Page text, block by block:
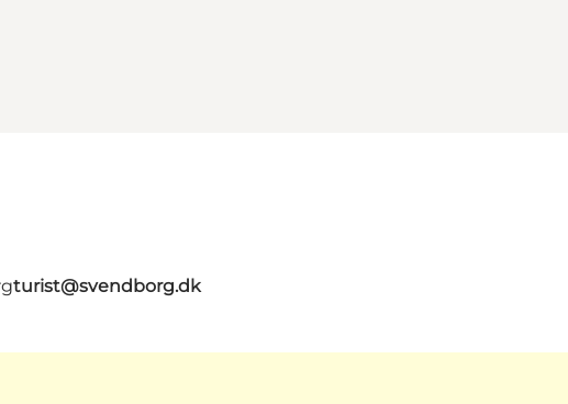
turist@svendborg.dk